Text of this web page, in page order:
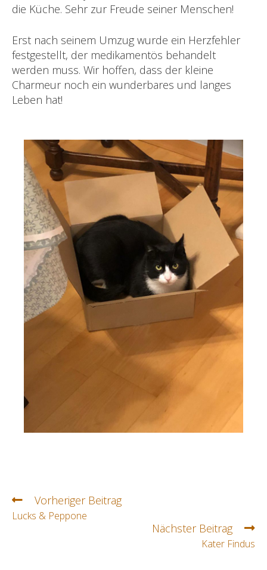
die Küche. Sehr zur Freude seiner Menschen!
Erst nach seinem Umzug wurde ein Herzfehler
festgestellt, der medikamentös behandelt
werden muss. Wir hoffen, dass der kleine
Charmeur noch ein wunderbares und langes
Leben hat!
Vorheriger Beitrag
Lucks & Peppone
Nächster Beitrag
Kater Findus